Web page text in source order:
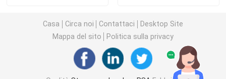
internals della colonna di distillazione
Palla ceramica dell'allumina
Casa Circa noi Contattaci
Desktop Site
Mappa del sito
Politica sulla privacy